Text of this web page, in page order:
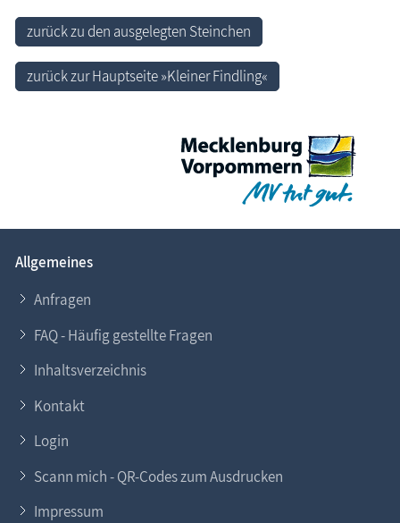
zurück zu den ausgelegten Steinchen
zurück zur Hauptseite »Kleiner Findling«
Allgemeines
Anfragen
FAQ - Häufig gestellte Fragen
Inhaltsverzeichnis
Kontakt
Login
Scann mich - QR-Codes zum Ausdrucken
Impressum